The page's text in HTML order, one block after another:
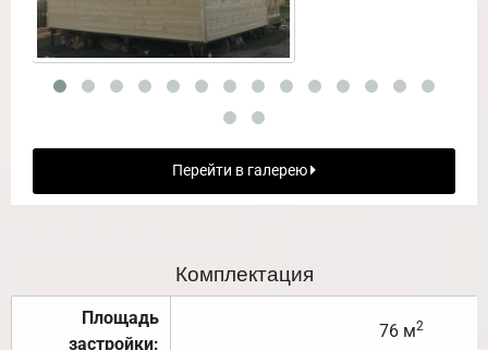
Перейти в галерею
Комплектация
Площадь
застройки:
76 м2